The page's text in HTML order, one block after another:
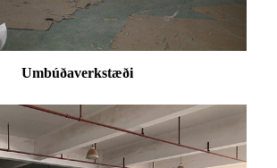
Umbúðaverkstæði